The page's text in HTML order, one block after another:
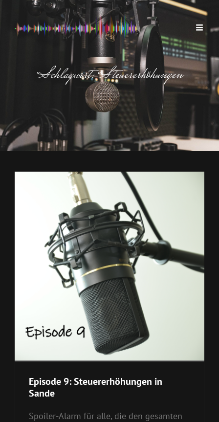
Schlagwort:Steuererhöhungen
Episode 9: Steuererhöhungen in
Sande
Spoiler-Alarm für alle, die den gesamten